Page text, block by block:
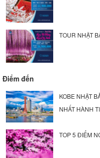
TOUR NHẬT
Điểm đến
KOBE NHẬT
NHẤT HÀNH
TOP 5 ĐIỂM